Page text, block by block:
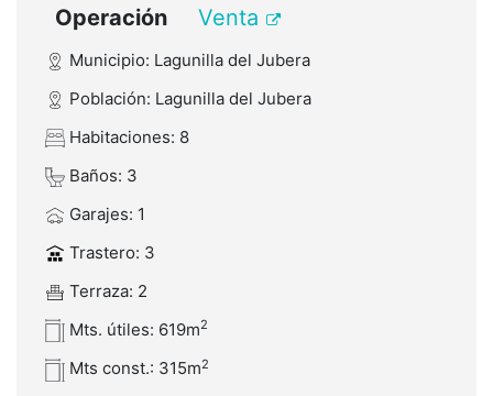
Operación
Venta
Municipio: Lagunilla del Jubera
Población: Lagunilla del Jubera
Habitaciones: 8
Baños: 3
Garajes: 1
Trastero: 3
Terraza: 2
Mts. útiles: 619m2
Mts const.: 315m2